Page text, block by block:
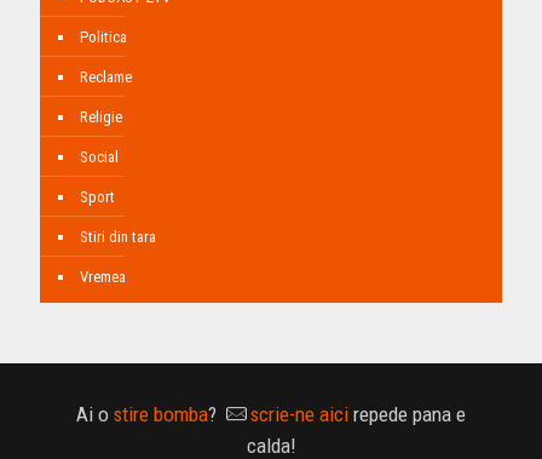
Politica
Reclame
Religie
Social
Sport
Stiri din tara
Vremea
Ai o stire bomba? scrie-ne aici repede pana e
calda!